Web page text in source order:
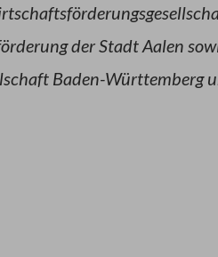
der Stadt Aalen
Baden-Württemberg